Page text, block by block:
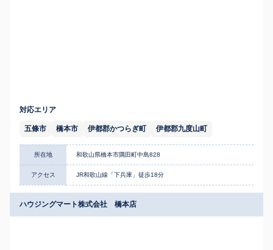
対応エリア
五條市 橋本市 伊都郡かつらぎ町 伊都郡九度山町
所在地 和歌山県橋本市隅田町中島828
アクセス JR和歌山線「下兵庫」徒歩18分
ハウジングマート株式会社 橋本店